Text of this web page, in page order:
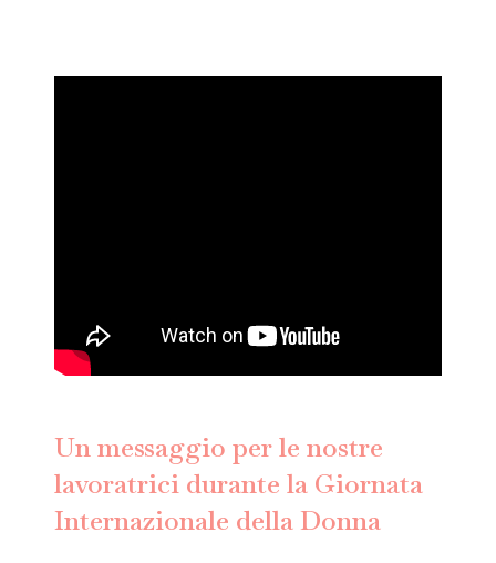
Un messaggio per le nostre
lavoratrici durante la Giornata
Internazionale della Donna